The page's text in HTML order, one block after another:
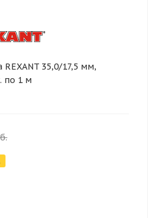
REXANT 35,0/17,5 мм,
по 1 м